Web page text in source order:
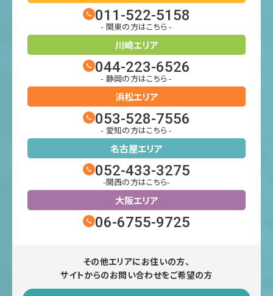
011-522-5158
- 関東の方はこちら -
川崎エリア
044-223-6526
- 静岡の方はこちら -
浜松エリア
053-528-7556
- 愛知の方はこちら -
名古屋エリア
052-433-3275
-関西の方はこちら-
大阪エリア
06-6755-9725
その他エリアにお住いの方、
サイトからのお問い合わせをご希望の方